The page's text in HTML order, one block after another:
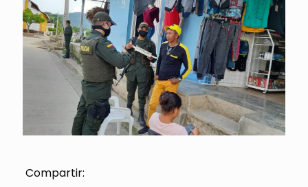
Compartir: